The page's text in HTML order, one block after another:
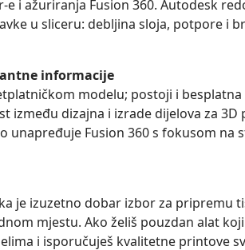
e i ažuriranja Fusion 360. Autodesk
u sliceru: debljina sloja, potpore i
informacije
modelu; postoji i
između dizajna i izrade dijelova za
unapređuje Fusion 360 s fokusom
je izuzetno dobar izbor za
mjestu. Ako želiš pouzdan alat
i isporučuješ kvalitetne printove